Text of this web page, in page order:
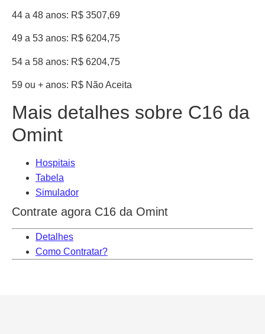
44 a 48 anos: R$ 3507,69
49 a 53 anos: R$ 6204,75
54 a 58 anos: R$ 6204,75
59 ou + anos: R$ Não Aceita
Mais detalhes sobre C16 da
Omint
Hospitais
Tabela
Simulador
Contrate agora C16 da Omint
Detalhes
Como Contratar?